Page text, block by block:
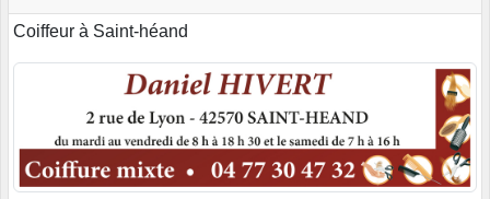
Coiffeur à Saint-héand